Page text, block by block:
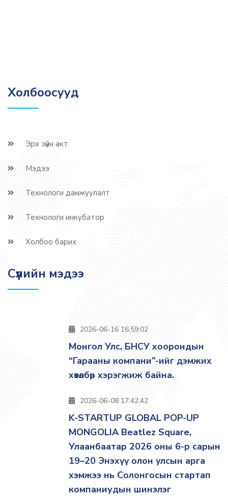
Холбоосууд
Эрх зүйн акт
Мэдээ
Технологи дамжуулалт
Технологи инкубатор
Холбоо барих
Сүүлийн мэдээ
2026-06-16 16:59:02
Монгол Улс, БНСУ хоорондын
“Гарааны компани”-ийг дэмжих
хөтөлбөр хэрэгжиж байна.
2026-06-08 17:42:42
K-STARTUP GLOBAL POP-UP
MONGOLIA Beatlez Square,
Улаанбаатар 2026 оны 6-р сарын
19–20 Энэхүү олон улсын арга
хэмжээ нь Солонгосын стартап
компаниудын шинэлэг